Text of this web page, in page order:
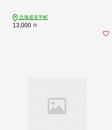
北海道安平町
13,000 円